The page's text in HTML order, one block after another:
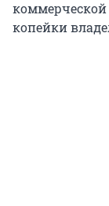
коммерческой
копейки